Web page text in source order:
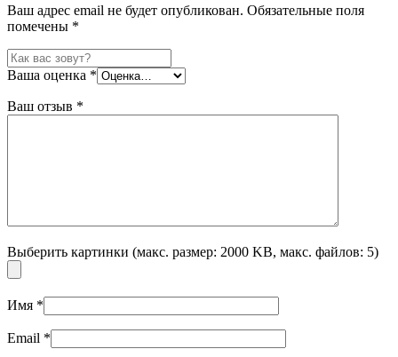
Ваш адрес email не будет опубликован. Обязательные поля
помечены *
Ваша оценка *
Ваш отзыв *
Выберить картинки (макс. размер: 2000 KB, макс. файлов: 5)
Имя *
Email *